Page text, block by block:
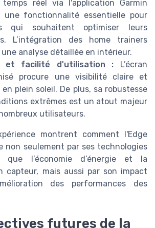
réel via l'application Garmin
une fonctionnalité essentielle pour
qui souhaitent optimiser leurs
L’intégration des home trainers
analyse détaillée en intérieur.
et facilité d'utilisation : L’écran
procure une visibilité claire et
plein soleil. De plus, sa robustesse
extrêmes est un atout majeur
utilisateurs.
montrent comment l'Edge
non seulement par ses technologies
que l’économie d’énergie et la
capteur, mais aussi par son impact
des performances des
futures de la